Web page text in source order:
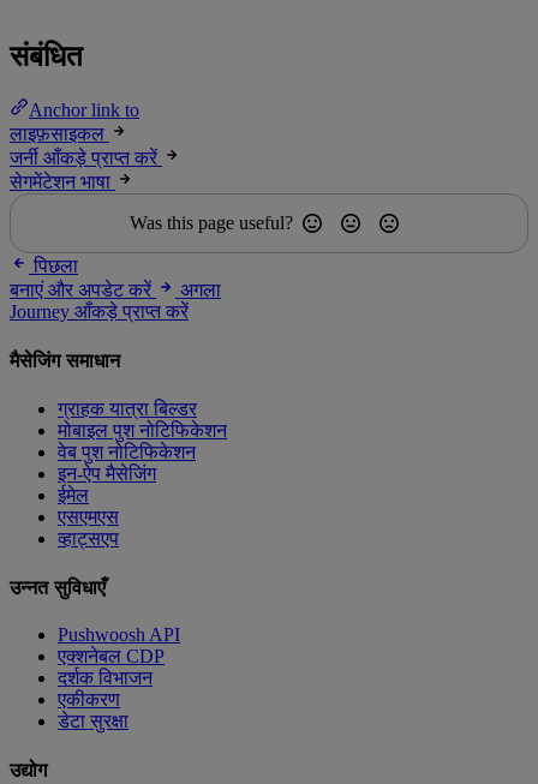
संबंधित
Anchor link to
लाइफ़साइकल
जर्नी आँकड़े प्राप्त करें
सेगमेंटेशन भाषा
Was this page useful?
पिछला
बनाएं और अपडेट करें
अगला
Journey आँकड़े प्राप्त करें
मैसेजिंग समाधान
ग्राहक यात्रा बिल्डर
मोबाइल पुश नोटिफिकेशन
वेब पुश नोटिफिकेशन
इन-ऐप मैसेजिंग
ईमेल
एसएमएस
व्हाट्सएप
उन्नत सुविधाएँ
Pushwoosh API
एक्शनेबल CDP
दर्शक विभाजन
एकीकरण
डेटा सुरक्षा
उद्योग